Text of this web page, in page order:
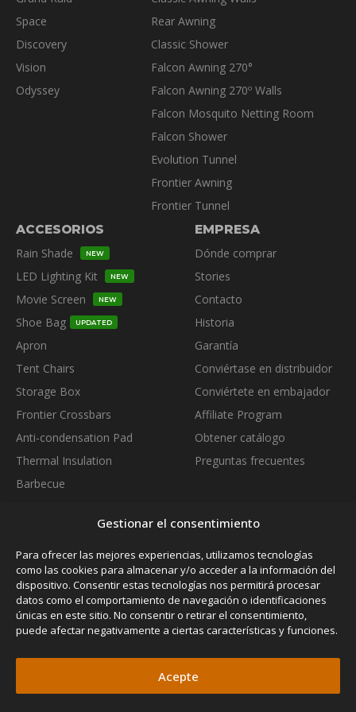
Gestionar el consentimiento
Para ofrecer las mejores experiencias, utilizamos tecnologías
como las cookies para almacenar y/o acceder a la información del
dispositivo. Consentir estas tecnologías nos permitirá procesar
datos como el comportamiento de navegación o identificaciones
únicas en este sitio. No consentir o retirar el consentimiento,
puede afectar negativamente a ciertas características y funciones.
Acepte
producto
Space
Discovery
Vision
Odyssey
Rear Awning
Classic Shower
Falcon Awning 270°
Falcon Awning 270º Walls
Falcon Mosquito Netting Room
Falcon Shower
Evolution Tunnel
Frontier Awning
Frontier Tunnel
ACCESORIOS
Rain Shade
NEW
LED Lighting Kit NEW
Movie Screen NEW
Shoe Bag UPDATED
Apron
Tent Chairs
Storage Box
Frontier Crossbars
Anti-condensation Pad
Thermal Insulation
Barbecue
Universal Tablet Support
Quick Release Bars
NEW
Thermozip Bedding System NEW
EMPRESA
Dónde comprar
Stories
Contacto
Historia
Garantía
Conviértase en distribuidor
Conviértete en embajador
Affiliate Program
Obtener catálogo
Preguntas frecuentes
SUBSCRIBE TO OUR NEWSLETTER